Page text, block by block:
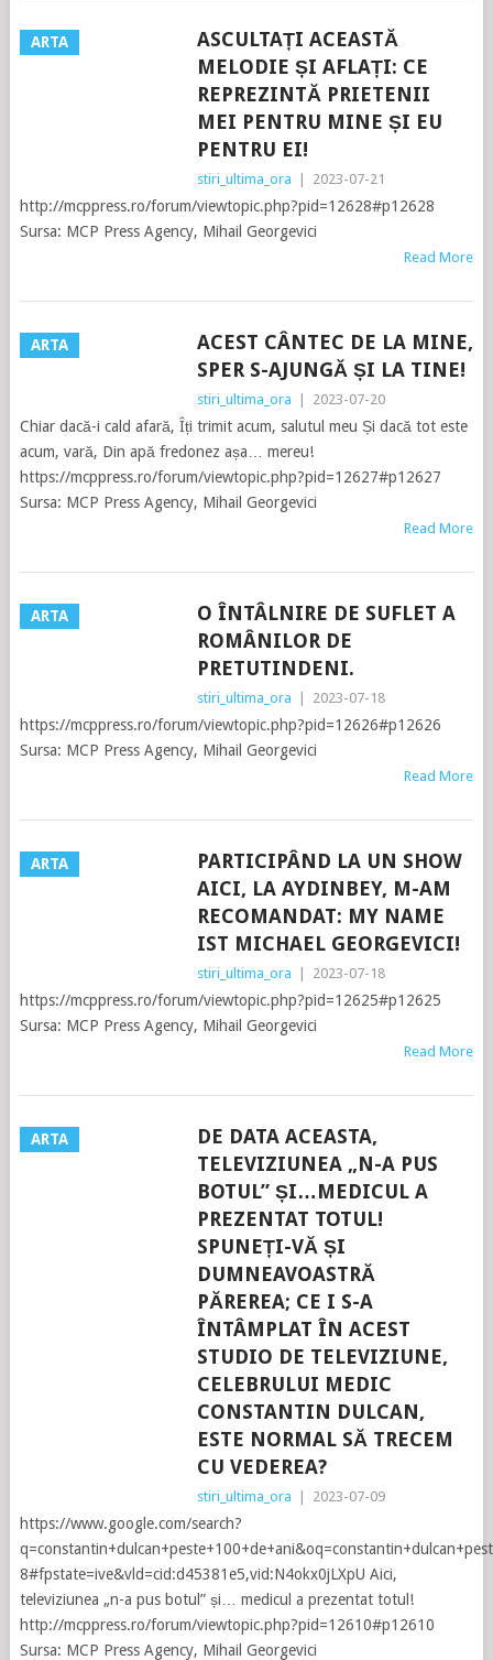
ARTA
ASCULTAȚI ACEASTĂ
MELODIE ȘI AFLAȚI: CE
REPREZINTĂ PRIETENII
MEI PENTRU MINE ȘI EU
PENTRU EI!
stiri_ultima_ora 2023-07-21
http://mcppress.ro/forum/viewtopic.php?pid=12628#p12628
Sursa: MCP Press Agency, Mihail Georgevici
Read More
ARTA
ACEST CÂNTEC DE LA MINE,
SPER S-AJUNGĂ ȘI LA TINE!
stiri_ultima_ora 2023-07-20
Chiar dacă-i cald afară, Îți trimit acum, salutul meu Și dacă tot este
acum, vară, Din apă fredonez așa… mereu!
https://mcppress.ro/forum/viewtopic.php?pid=12627#p12627
Sursa: MCP Press Agency, Mihail Georgevici
Read More
ARTA
O ÎNTÂLNIRE DE SUFLET A
ROMÂNILOR DE
PRETUTINDENI.
stiri_ultima_ora 2023-07-18
https://mcppress.ro/forum/viewtopic.php?pid=12626#p12626
Sursa: MCP Press Agency, Mihail Georgevici
Read More
ARTA
PARTICIPÂND LA UN SHOW
AICI, LA AYDINBEY, M-AM
RECOMANDAT: MY NAME
IST MICHAEL GEORGEVICI!
stiri_ultima_ora 2023-07-18
https://mcppress.ro/forum/viewtopic.php?pid=12625#p12625
Sursa: MCP Press Agency, Mihail Georgevici
Read More
ARTA
DE DATA ACEASTA,
TELEVIZIUNEA „N-A PUS
BOTUL” ȘI…MEDICUL A
PREZENTAT TOTUL!
SPUNEȚI-VĂ ȘI
DUMNEAVOASTRĂ
PĂREREA; CE I S-A
ÎNTÂMPLAT ÎN ACEST
STUDIO DE TELEVIZIUNE,
CELEBRULUI MEDIC
CONSTANTIN DULCAN,
ESTE NORMAL SĂ TRECEM
CU VEDEREA?
stiri_ultima_ora 2023-07-09
https://www.google.com/search?
8#fpstate=ive&vld=cid:d45381e5,vid:N4okx0jLXpU Aici,
televiziunea „n-a pus botul” și… medicul a prezentat totul!
http://mcppress.ro/forum/viewtopic.php?pid=12610#p12610
Sursa: MCP Press Agency, Mihail Georgevici